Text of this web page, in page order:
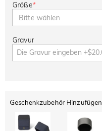
Größe*
Bitte wählen
Gravur
Geschenkzubehör Hinzufügen